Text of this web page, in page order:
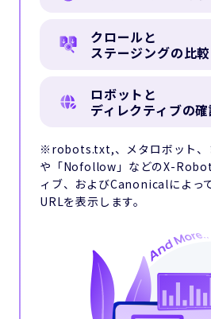
クロールと
ステージングの比較
ロボットと
ディレクティブの
※robots.txt,、メタロボット、
や「Nofollow」などのX-
ィブ、およびCanonicalによっ
URLを表示します。